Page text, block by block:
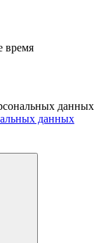
время
данных
данных